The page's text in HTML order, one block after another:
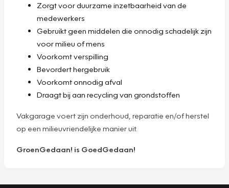
Zorgt voor duurzame inzetbaarheid van de
medewerkers
Gebruikt geen middelen die onnodig schadelijk zijn
voor milieu of mens
Voorkomt verspilling
Bevordert hergebruik
Voorkomt onnodig afval
Draagt bij aan recycling van grondstoffen
Vakgarage voert zijn onderhoud, reparatie en/of herstel
op een milieuvriendelijke manier uit.
GroenGedaan! is GoedGedaan!